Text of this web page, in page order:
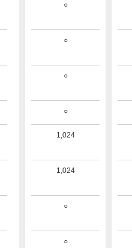
○
○
○
○
1,024
1,024
○
○